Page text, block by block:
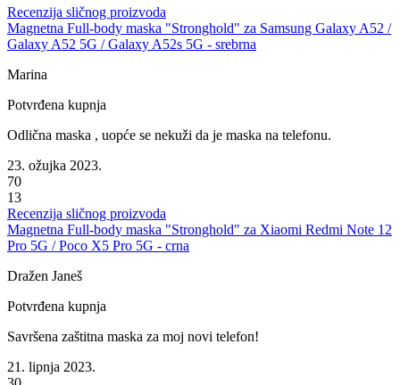
Recenzija sličnog proizvoda
Magnetna Full-body maska "Stronghold" za Samsung Galaxy A52 /
Galaxy A52 5G / Galaxy A52s 5G - srebrna
Marina
Potvrđena kupnja
Odlična maska , uopće se nekuži da je maska na telefonu.
23. ožujka 2023.
70
13
Recenzija sličnog proizvoda
Magnetna Full-body maska "Stronghold" za Xiaomi Redmi Note 12
Pro 5G / Poco X5 Pro 5G - crna
Dražen Janeš
Potvrđena kupnja
Savršena zaštitna maska za moj novi telefon!
21. lipnja 2023.